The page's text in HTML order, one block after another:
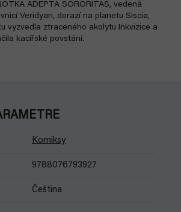
ADEPTA SORORITAS, vedená
Veridyan, dorazí na planetu Siscia,
vyzvedla ztraceného akolytu Inkvizice a
kacířské povstání.
Komiksy
9788076793927
Čeština